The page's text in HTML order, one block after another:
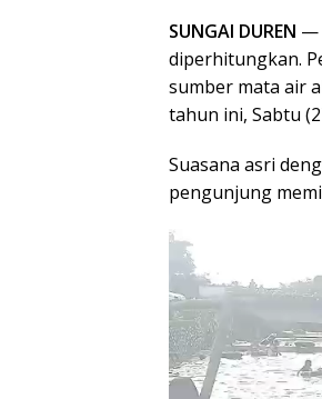
SUNGAI DUREN —
diperhitungkan.
sumber mata air
tahun ini, Sabtu
Suasana asri
pengunjung
Pemutar
Video